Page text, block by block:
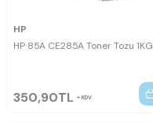
HP
HP 85A CE285A Toner Tozu 1KG
350,90TL KDV